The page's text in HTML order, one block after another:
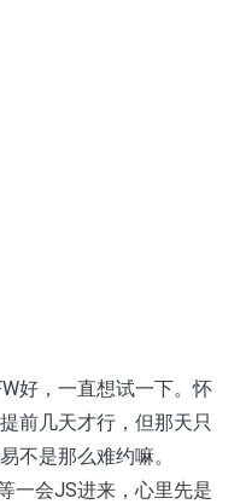
好，一直想试一下。怀
前几天才行，但那天只
不是那么难约嘛。
一会JS进来，心里先是